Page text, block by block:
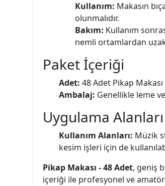
Kullanım: Makasın
olunmalıdır.
Bakım: Kullanım
nemli ortamlardan
Paket İçeriği
Adet: 48 Adet Pikap Makası
Ambalaj: Genellikle leme
Uygulama Alanları
Kullanım Alanları: Müzik
kesim işleri için de
Pikap Makası - 48 Adet, geniş
içeriği ile profesyonel ve